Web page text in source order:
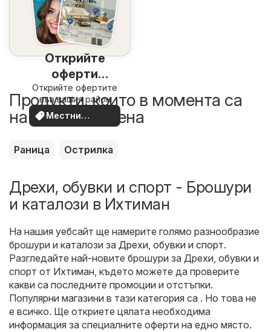
Открийте
оферти
наблизо
Открийте офертите
във вашия район
Местни
оферти
Продукти, които в момента са
на по-добра цена
Раница Острилка
Дрехи, обувки и спорт - Брошури
и каталози в Ихтиман
На нашия уебсайт ще намерите голямо разнообразие
брошури и каталози за Дрехи, обувки и спорт.
Разгледайте най-новите брошури за Дрехи, обувки и
спорт от Ихтиман, където можете да проверите
какви са последните промоции и отстъпки.
Популярни магазини в тази категория са . Но това не
е всичко. Ще откриете цялата необходима
информация за специалните оферти на едно място.